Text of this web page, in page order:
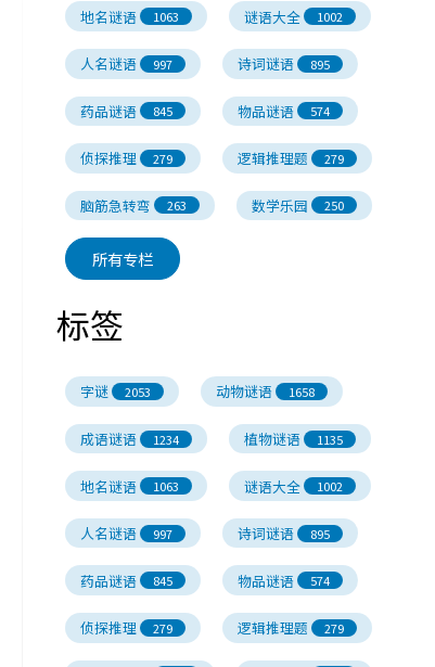
地名谜语 1063 谜语大全 1002
人名谜语 997 诗词谜语 895
药品谜语 845 物品谜语 574
侦探推理 279 逻辑推理题 279
脑筋急转弯 263 数学乐园 250
所有专栏
标签
字谜 2053 动物谜语 1658
成语谜语 1234 植物谜语 1135
地名谜语 1063 谜语大全 1002
人名谜语 997 诗词谜语 895
药品谜语 845 物品谜语 574
侦探推理 279 逻辑推理题 279